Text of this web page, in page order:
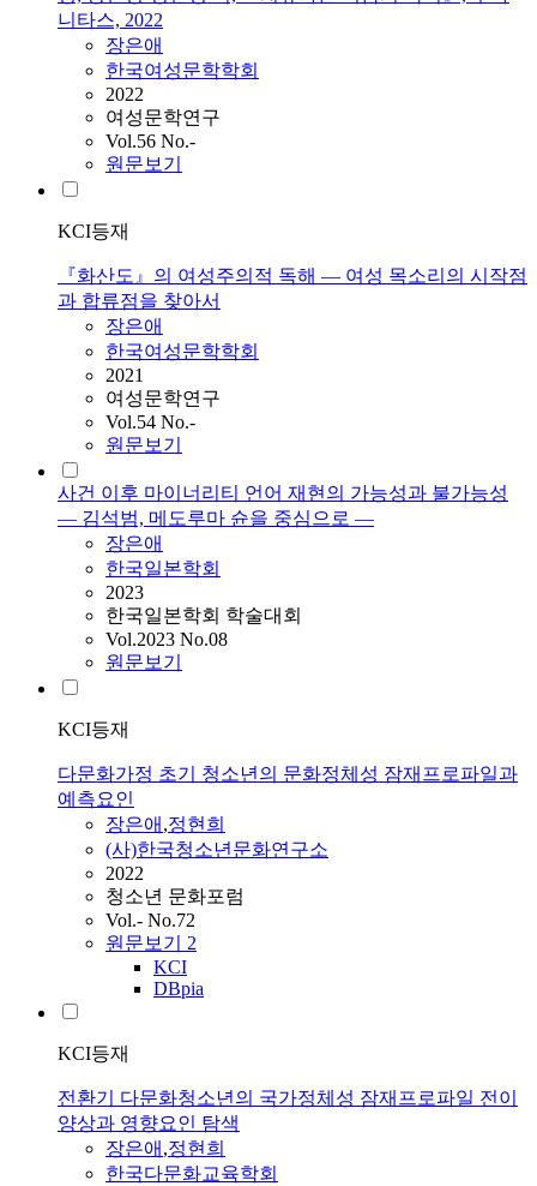
니타스, 2022
장은애
한국여성문학학회
2022
여성문학연구
Vol.56 No.-
원문보기
KCI등재
『화산도』의 여성주의적 독해 — 여성 목소리의 시작점
과 합류점을 찾아서
장은애
한국여성문학학회
2021
여성문학연구
Vol.54 No.-
원문보기
사건 이후 마이너리티 언어 재현의 가능성과 불가능성
― 김석범, 메도루마 슌을 중심으로 ―
장은애
한국일본학회
2023
한국일본학회 학술대회
Vol.2023 No.08
원문보기
KCI등재
다문화가정 초기 청소년의 문화정체성 잠재프로파일과
예측요인
장은애 ,정현희
(사)한국청소년문화연구소
2022
청소년 문화포럼
Vol.- No.72
원문보기 2
KCI
DBpia
KCI등재
전환기 다문화청소년의 국가정체성 잠재프로파일 전이
양상과 영향요인 탐색
장은애 ,정현희
한국다문화교육학회